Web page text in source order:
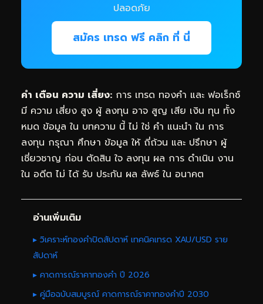
ปลอดภัย
สมัคร เทรด ฟรี คลิก ที่ นี่
คำ เตือน ความ เสี่ยง: การ เทรด ทองคำ และ ฟอเร็กซ์
มี ความ เสี่ยง สูง ผู้ ลงทุน อาจ สูญ เสีย เงิน ทุน ทั้ง
หมด ข้อมูล ใน บทความ นี้ ไม่ ใช่ คำ แนะนำ ใน การ
ลงทุน กรุณา ศึกษา ข้อมูล ให้ ถี่ถ้วน และ ปรึกษา ผู้
เชี่ยวชาญ ก่อน ตัดสิน ใจ ลงทุน ผล การ ดำเนิน งาน
ใน อดีต ไม่ ได้ รับ ประกัน ผล ลัพธ์ ใน อนาคต
อ่านเพิ่มเติม
▸ วิเคราะห์ทองคำปิดสัปดาห์ เทคนิคเทรด XAU/USD ราย
สัปดาห์
▸ คาดการณ์ราคาทองคำ ปี 2026
▸ คู่มือฉบับสมบูรณ์ คาดการณ์ราคาทองคำปี 2030